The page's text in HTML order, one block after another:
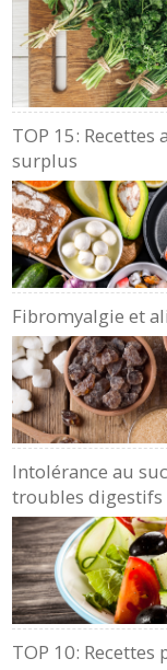
TOP 15:
surplus
Fibromyalgie et
Intolérance au
troubles digestifs
TOP 10: